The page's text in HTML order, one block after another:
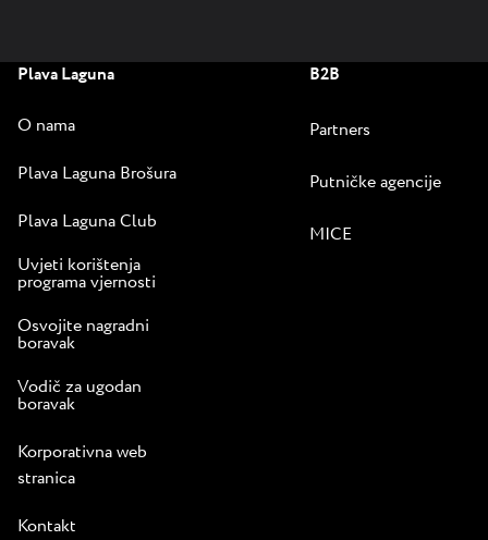
Plava Laguna
O nama
Plava Laguna Brošura
Plava Laguna Club
Uvjeti korištenja
programa vjernosti
Osvojite nagradni
boravak
Vodič za ugodan
boravak
Korporativna web
stranica
Kontakt
B2B
Partners
Putničke agencije
MICE